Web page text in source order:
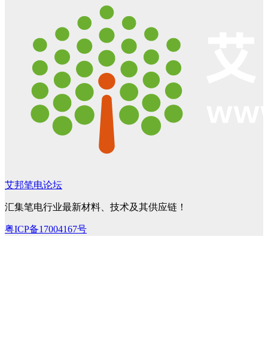
艾邦笔电论坛
汇集笔电行业最新材料、技术及其供应链！
粤ICP备17004167号